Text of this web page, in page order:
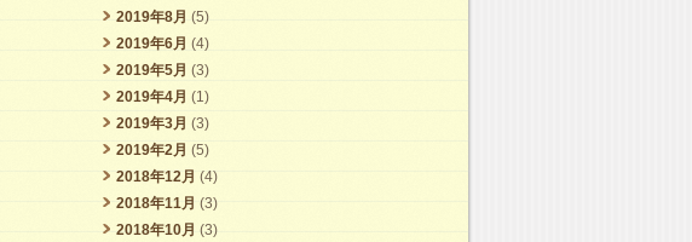
2019年8月 (5)
2019年6月 (4)
2019年5月 (3)
2019年4月 (1)
2019年3月 (3)
2019年2月 (5)
2018年12月 (4)
2018年11月 (3)
2018年10月 (3)